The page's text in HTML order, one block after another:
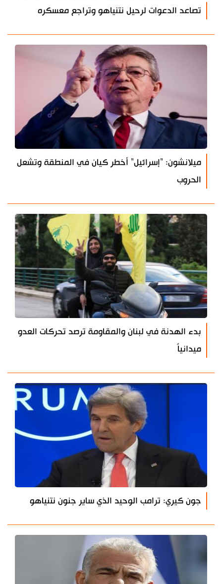
تصاعد الدعوات لرحيل نتنياهو وتراجع معسكره
ميلانشون: "إسرائيل" أخطر كيان في المنطقة وتشعل
الحروب
بدء الهدنة في لبنان والمقاومة ترصد تحركات العدو
ميدانياً
جون كيري: ترامب الوحيد الذي ساير جنون نتنياهو